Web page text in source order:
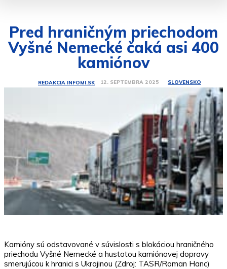
Pred hraničným priechodom
Vyšné Nemecké čaká asi 400
kamiónov
REDAKCIA INFOMI.SK 12. SEPTEMBRA 2025 SLOVENSKO
Kamióny sú odstavované v súvislosti s blokáciou hraničného
priechodu Vyšné Nemecké a hustotou kamiónovej dopravy
smerujúcou k hranici s Ukrajinou (Zdroj: TASR/Roman Hanc)